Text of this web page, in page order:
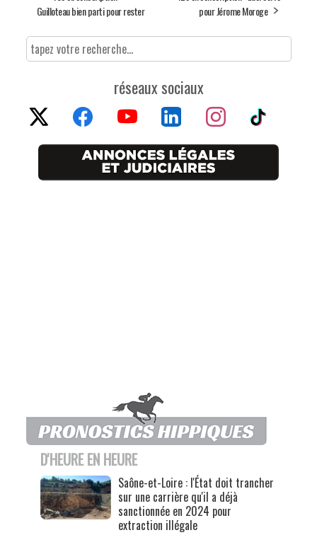
Guilloteau bien parti pour rester
pour Jérome Moroge
réseaux sociaux
D'HEURE EN HEURE
Saône-et-Loire : l'État doit trancher
sur une carrière qu'il a déjà
sanctionnée en 2024 pour
extraction illégale